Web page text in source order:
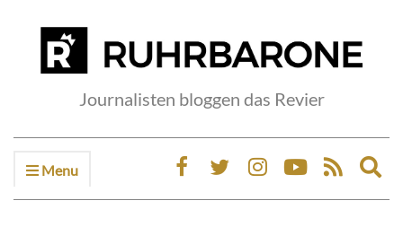
Journalisten bloggen das Revier
Menu